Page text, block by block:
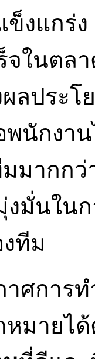
งแกร่ง
จในตล
ลประโ
พนักงา
มากก
มั่นใน
ทีม
าศการ
หมายไ